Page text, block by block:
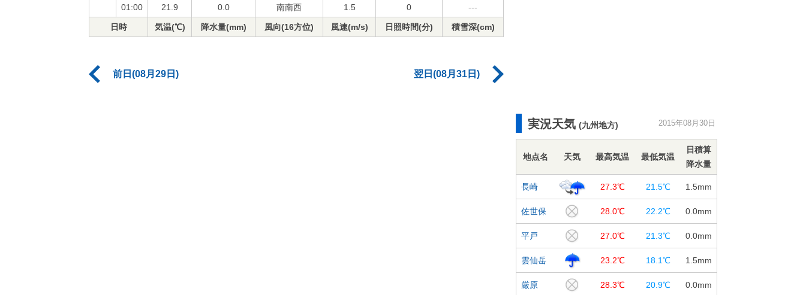
01:00 21.9 0.0 南南西 1.5 0 ---
日時 気温(℃) 降水量(mm) 風向(16方位) 風速(m/s) 日照時間(分) 積雪深(cm)
前日(08月29日) 翌日(08月31日)
実況天気 (九州地方) 2015年08月30日
地点名 天気 最高気温 最低気温
日積算
降水量
長崎 27.3℃ 21.5℃ 1.5mm
佐世保 28.0℃ 22.2℃ 0.0mm
平戸 27.0℃ 21.3℃ 0.0mm
雲仙岳 23.2℃ 18.1℃ 1.5mm
厳原 28.3℃ 20.9℃ 0.0mm